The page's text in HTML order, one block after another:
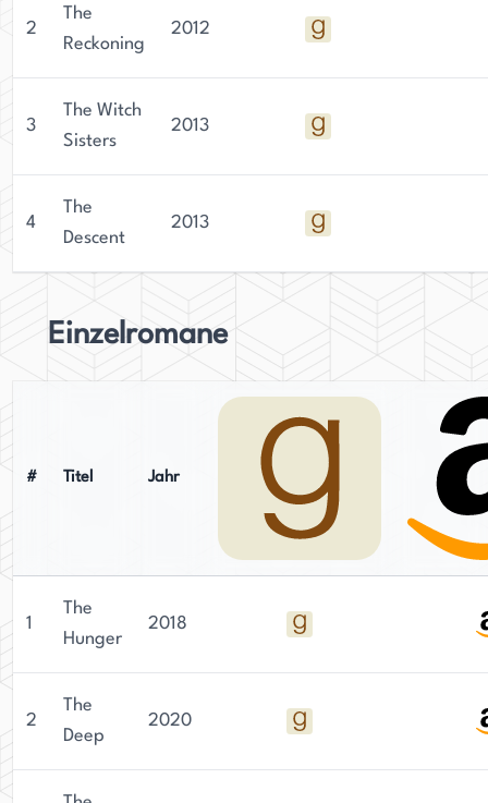
2
The
Reckoning
2012
3
The Witch
Sisters
2013
4
The
Descent
2013
Einzelromane
# Titel Jahr
1
The
Hunger
2018
2
The
Deep
2020